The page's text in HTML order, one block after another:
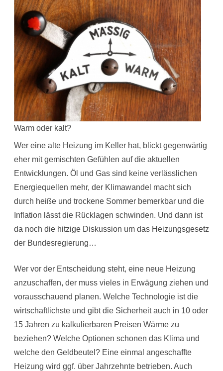
Warm oder kalt?
Wer eine alte Heizung im Keller hat, blickt gegenwärtig
eher mit gemischten Gefühlen auf die aktuellen
Entwicklungen. Öl und Gas sind keine verlässlichen
Energiequellen mehr, der Klimawandel macht sich
durch heiße und trockene Sommer bemerkbar und die
Inflation lässt die Rücklagen schwinden. Und dann ist
da noch die hitzige Diskussion um das Heizungsgesetz
der Bundesregierung…
Wer vor der Entscheidung steht, eine neue Heizung
anzuschaffen, der muss vieles in Erwägung ziehen und
vorausschauend planen. Welche Technologie ist die
wirtschaftlichste und gibt die Sicherheit auch in 10 oder
15 Jahren zu kalkulierbaren Preisen Wärme zu
beziehen? Welche Optionen schonen das Klima und
welche den Geldbeutel? Eine einmal angeschaffte
Heizung wird ggf. über Jahrzehnte betrieben. Auch